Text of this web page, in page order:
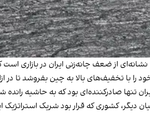
با تخفیف‌های بالا به چین بفروشد تا در
تنها صادرکننده‌ای بود که به حاشیه
دیگر، کشوری که قرار بود شریک